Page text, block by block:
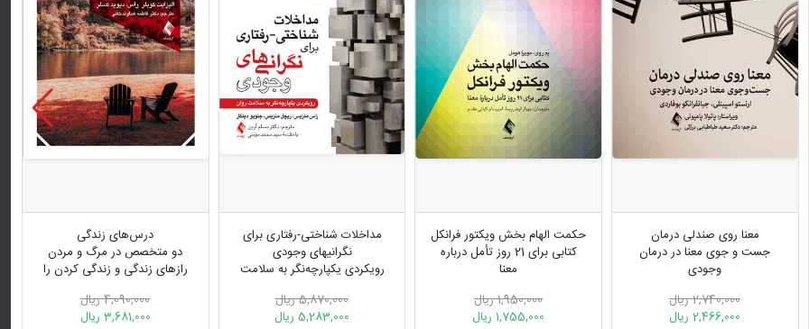
معنا روی صندلی درمان
جست‌ و جوی معنا در درمان
وجودی
2,740,000 ریال
2,466,000 ریال
حکمت الهام بخش ویکتور فرانکل
کتابی برای 21 روز تأمل درباره
معنا
1,950,000 ریال
1,755,000 ریال
مداخلات شناختی-رفتاری برای
نگرانیهای وجودی
رویکردی یکپارچه‌نگر به سلامت
5,870,000 ریال
5,283,000 ریال
درس‌های زندگی
دو متخصص در مرگ و مردن
رازهای زندگی و زندگی کردن را
4,090,000 ریال
3,681,000 ریال